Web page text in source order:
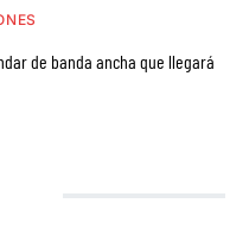
de banda ancha que llegará